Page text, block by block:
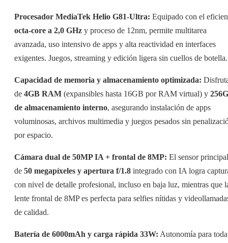
Procesador MediaTek Helio G81-Ultra: Equipado con el
octa-core a 2,0 GHz y proceso de 12nm, permite multitarea
avanzada, uso intensivo de apps y alta reactividad en interfaces
exigentes. Juegos, streaming y edición ligera sin cuellos de botella.
Capacidad de memoria y almacenamiento optimizada:
de 4GB RAM (expansibles hasta 16GB por RAM virtual) y
de almacenamiento interno, asegurando instalación de apps
voluminosas, archivos multimedia y juegos pesados sin
por espacio.
Cámara dual de 50MP IA + frontal de 8MP: El sensor principal
de 50 megapíxeles y apertura f/1.8 integrado con IA logra
con nivel de detalle profesional, incluso en baja luz, mientras que
lente frontal de 8MP es perfecta para selfies nítidas y
de calidad.
Batería de 6000mAh y carga rápida 33W: Autonomía para toda